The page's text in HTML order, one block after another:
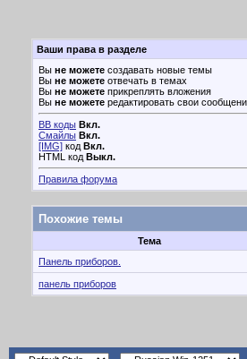
Ваши права в разделе
Вы не можете создавать новые темы
Вы не можете отвечать в темах
Вы не можете прикреплять вложения
Вы не можете редактировать свои
BB коды Вкл.
Смайлы Вкл.
[IMG] код Вкл.
HTML код Выкл.
Правила форума
Похожие темы
Тема
Панель приборов.
панель приборов